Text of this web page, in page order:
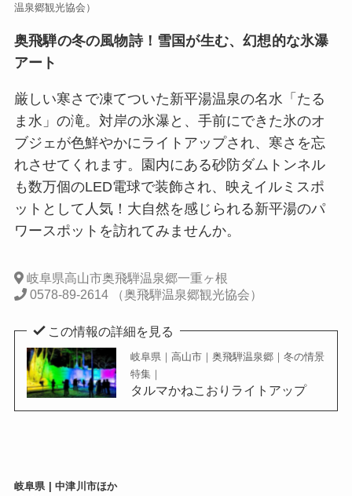
温泉郷観光協会）
奥飛騨の冬の風物詩！雪国が生む、幻想的な氷瀑
アート
厳しい寒さで凍てついた新平湯温泉の名水「たる
ま水」の滝。対岸の氷瀑と、手前にできた氷のオ
ブジェが色鮮やかにライトアップされ、寒さを忘
れさせてくれます。園内にある砂防ダムトンネル
も数万個のLED電球で装飾され、映えイルミスポ
ットとして人気！大自然を感じられる新平湯のパ
ワースポットを訪れてみませんか。
岐阜県高山市奥飛騨温泉郷一重ヶ根
0578-89-2614 （奥飛騨温泉郷観光協会）
この情報の詳細を見る
岐阜県｜高山市｜奥飛騨温泉郷｜冬の情景
特集｜
タルマかねこおりライトアップ
岐阜県 | 中津川市ほか